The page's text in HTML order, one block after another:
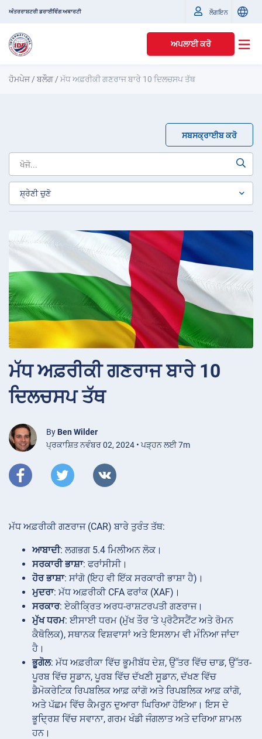
ਅੰਤਰਰਾਸ਼ਟਰੀ ਡਰਾਈਵਿੰਗ ਅਥਾਰਟੀ ਲੌਗਇਨ
ਅਪਲਾਈ ਕਰੋ
ਹੋਮਪੇਜ/ਬਲੌਗ /ਮੱਧ ਅਫ਼ਰੀਕੀ ਗਣਰਾਜ ਬਾਰੇ 10 ਦਿਲਚਸਪ ਤੱਥ
ਸਬਸਕ੍ਰਾਈਬ ਕਰੋ
ਮੱਧ ਅਫ਼ਰੀਕੀ ਗਣਰਾਜ ਬਾਰੇ 10
ਦਿਲਚਸਪ ਤੱਥ
By Ben Wilder
ਪ੍ਰਕਾਸ਼ਿਤ ਨਵੰਬਰ 02, 2024 • ਪੜ੍ਹਨ ਲਈ 7m
ਮੱਧ ਅਫ਼ਰੀਕੀ ਗਣਰਾਜ (CAR) ਬਾਰੇ ਤੁਰੰਤ ਤੱਥ:
ਆਬਾਦੀ: ਲਗਭਗ 5.4 ਮਿਲੀਅਨ ਲੋਕ।
ਸਰਕਾਰੀ ਭਾਸ਼ਾ: ਫਰਾਂਸੀਸੀ।
ਹੋਰ ਭਾਸ਼ਾ: ਸਾਂਗੋ (ਇਹ ਵੀ ਇੱਕ ਸਰਕਾਰੀ ਭਾਸ਼ਾ ਹੈ)।
ਮੁਦਰਾ: ਮੱਧ ਅਫ਼ਰੀਕੀ CFA ਫਰਾਂਕ (XAF)।
ਸਰਕਾਰ: ਏਕੀਕ੍ਰਿਤ ਅਰਧ-ਰਾਸ਼ਟਰਪਤੀ ਗਣਰਾਜ।
ਮੁੱਖ ਧਰਮ: ਈਸਾਈ ਧਰਮ (ਮੁੱਖ ਤੌਰ ‘ਤੇ ਪ੍ਰੋਟੈਸਟੈਂਟ ਅਤੇ ਰੋਮਨ
ਕੈਥੋਲਿਕ), ਸਥਾਨਕ ਵਿਸ਼ਵਾਸਾਂ ਅਤੇ ਇਸਲਾਮ ਵੀ ਮੰਨਿਆ ਜਾਂਦਾ
ਹੈ।
ਭੂਗੋਲ: ਮੱਧ ਅਫ਼ਰੀਕਾ ਵਿੱਚ ਭੂਮੀਬੱਧ ਦੇਸ਼, ਉੱਤਰ ਵਿੱਚ ਚਾਡ, ਉੱਤਰ-
ਪੂਰਬ ਵਿੱਚ ਸੂਡਾਨ, ਪੂਰਬ ਵਿੱਚ ਦੱਖਣੀ ਸੂਡਾਨ, ਦੱਖਣ ਵਿੱਚ
ਡੈਮੋਕਰੇਟਿਕ ਰਿਪਬਲਿਕ ਆਫ਼ ਕਾਂਗੋ ਅਤੇ ਰਿਪਬਲਿਕ ਆਫ਼ ਕਾਂਗੋ,
ਅਤੇ ਪੱਛਮ ਵਿੱਚ ਕੈਮਰੂਨ ਦੁਆਰਾ ਘਿਰਿਆ ਹੋਇਆ। ਇਸ ਦੇ
ਭੂਦ੍ਰਿਸ਼ ਵਿੱਚ ਸਵਾਨਾ, ਗਰਮ ਖੰਡੀ ਜੰਗਲਾਤ ਅਤੇ ਦਰਿਆ ਸ਼ਾਮਲ
ਹਨ।